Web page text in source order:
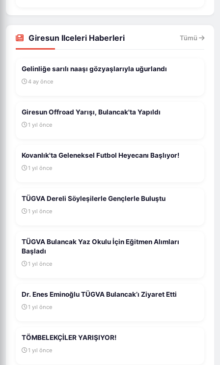
Giresun Ilceleri Haberleri Tümü
Gelinliğe sarılı naaşı gözyaşlarıyla uğurlandı
4 ay önce
Giresun Offroad Yarışı, Bulancak'ta Yapıldı
1 yıl önce
Kovanlık'ta Geleneksel Futbol Heyecanı Başlıyor!
1 yıl önce
TÜGVA Dereli Söyleşilerle Gençlerle Buluştu
1 yıl önce
TÜGVA Bulancak Yaz Okulu İçin Eğitmen Alımları
Başladı
1 yıl önce
Dr. Enes Eminoğlu TÜGVA Bulancak’ı Ziyaret Etti
1 yıl önce
TÖMBELEKÇİLER YARIŞIYOR!
1 yıl önce